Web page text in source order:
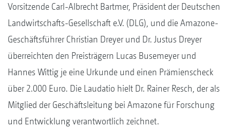
Vorsitzende Carl-Albrecht Bartmer, Präsident der Deutschen
Landwirtschafts-Gesellschaft e.V. (DLG), und die Amazone-
Geschäftsführer Christian Dreyer und Dr. Justus Dreyer
überreichten den Preisträgern Lucas Busemeyer und
Hannes Wittig je eine Urkunde und einen Prämienscheck
über 2.000 Euro. Die Laudatio hielt Dr. Rainer Resch, der als
Mitglied der Geschäftsleitung bei Amazone für Forschung
und Entwicklung verantwortlich zeichnet.